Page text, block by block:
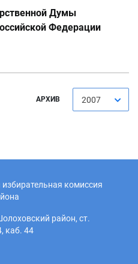
Думы
Федерации
АРХИВ 2007
комиссия
район, ст.
каб. 44